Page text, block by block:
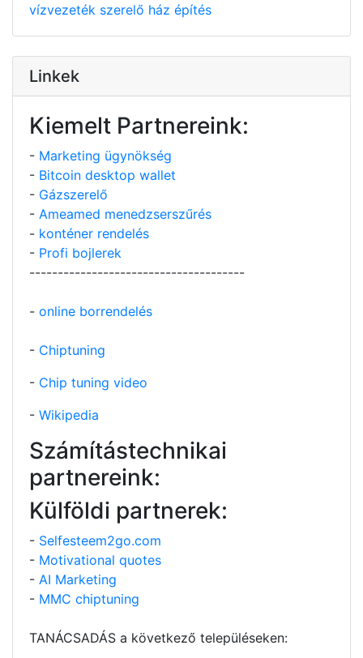
vízvezeték szerelő ház építés
Linkek
Kiemelt Partnereink:
- Marketing ügynökség
- Bitcoin desktop wallet
- Gázszerelő
- Ameamed menedzserszűrés
- konténer rendelés
- Profi bojlerek
--------------------------------------
- online borrendelés
- Chiptuning
- Chip tuning video
- Wikipedia
Számítástechnikai
partnereink:
Külföldi partnerek:
- Selfesteem2go.com
- Motivational quotes
- AI Marketing
- MMC chiptuning
TANÁCSADÁS a következő településeken: